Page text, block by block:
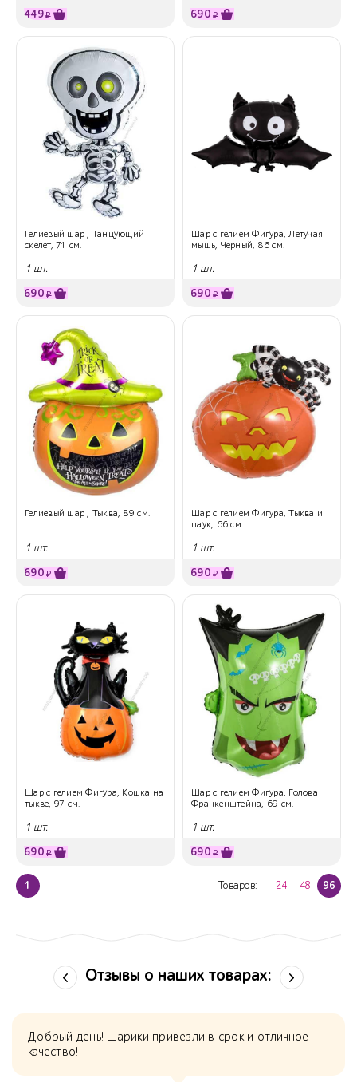
449₽ 690 ₽
Гелиевый шар , Танцующий
скелет, 71 см.
1 шт.
690 ₽
Шар с гелием Фигура, Летучая
мышь, Черный, 86 см.
1 шт.
690 ₽
Гелиевый шар , Тыква, 89 см.
1 шт.
690 ₽
Шар с гелием Фигура, Тыква и
паук, 66 см.
1 шт.
690 ₽
Шар с гелием Фигура, Кошка на
тыкве, 97 см.
1 шт.
690 ₽
Шар с гелием Фигура, Голова
Франкенштейна, 69 см.
1 шт.
690 ₽
1 Товаров: 24 48 96
Отзывы о наших товарах:
Добрый день! Шарики привезли в срок и отличное
качество!